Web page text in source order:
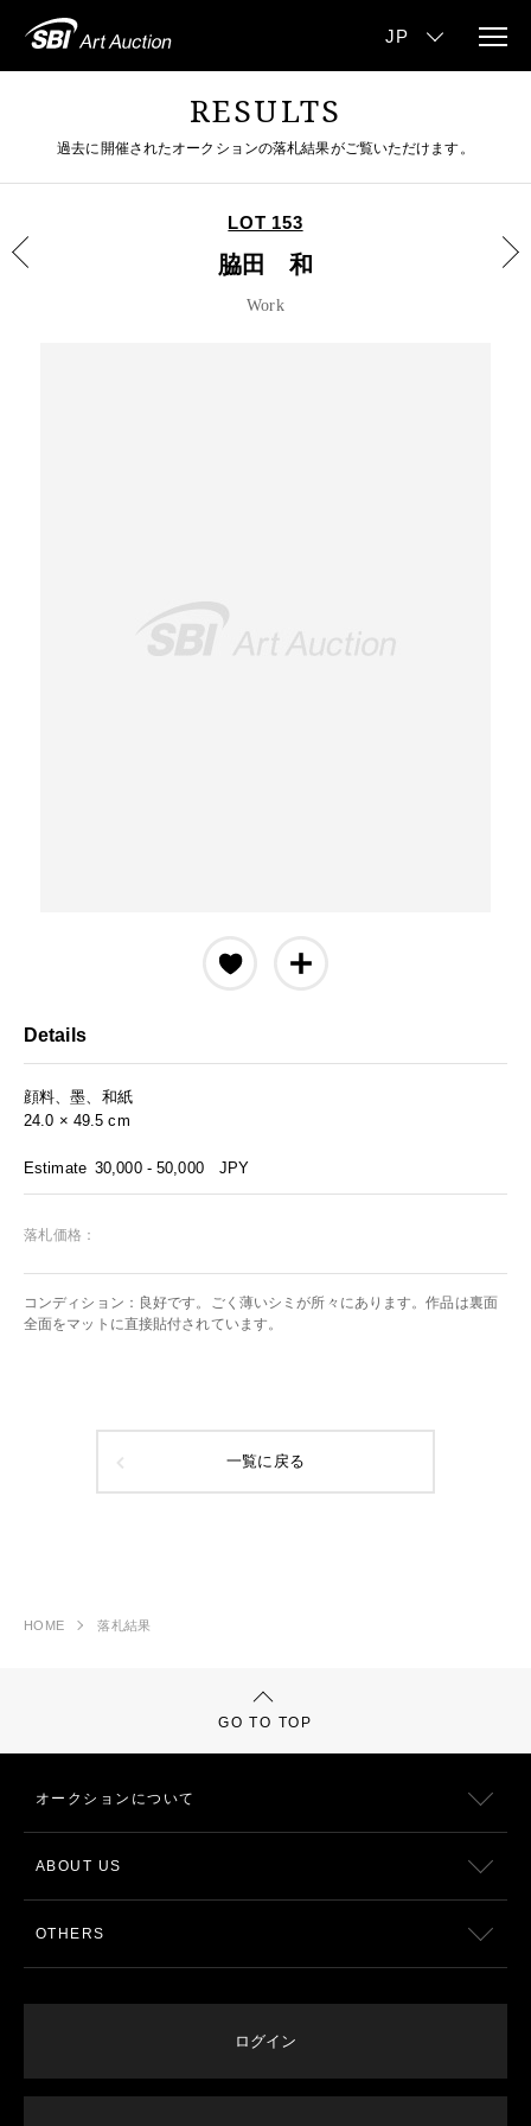
RESULTS
過去に開催されたオークションの落札結果がご覧いただけます。
LOT 153
脇田 和
Work
Details
顔料、墨、和紙
24.0 × 49.5 cm
Estimate 30,000 - 50,000 JPY
落札価格：
コンディション：良好です。ごく薄いシミが所々にあります。作品は裏面
全面をマットに直接貼付されています。
一覧に戻る
HOME 落札結果
GO TO TOP
オークションについて
ABOUT US
OTHERS
ログイン